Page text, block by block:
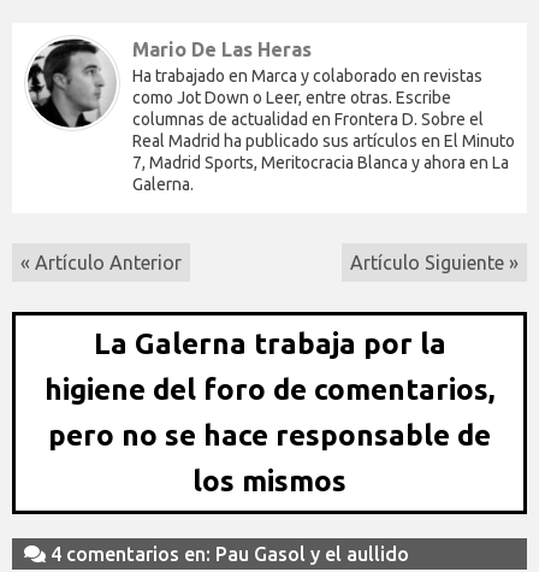
Mario De Las Heras
Ha trabajado en Marca y colaborado en revistas
como Jot Down o Leer, entre otras. Escribe
columnas de actualidad en Frontera D. Sobre el
Real Madrid ha publicado sus artículos en El Minuto
7, Madrid Sports, Meritocracia Blanca y ahora en La
Galerna.
« Artículo Anterior Artículo Siguiente »
La Galerna trabaja por la
higiene del foro de comentarios,
pero no se hace responsable de
los mismos
4 comentarios en: Pau Gasol y el aullido